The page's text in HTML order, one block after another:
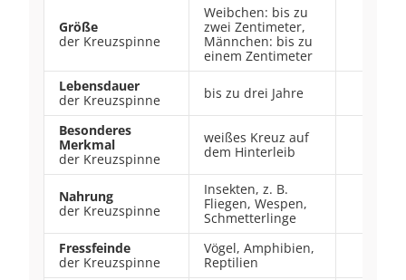
Größe
der Kreuzspinne
Weibchen: bis zu
zwei Zentimeter,
Männchen: bis zu
einem Zentimeter
Lebensdauer
der Kreuzspinne
bis zu drei Jahre
Besonderes
Merkmal
der Kreuzspinne
weißes Kreuz auf
dem Hinterleib
Nahrung
der Kreuzspinne
Insekten, z. B.
Fliegen, Wespen,
Schmetterlinge
Fressfeinde
der Kreuzspinne
Vögel, Amphibien,
Reptilien